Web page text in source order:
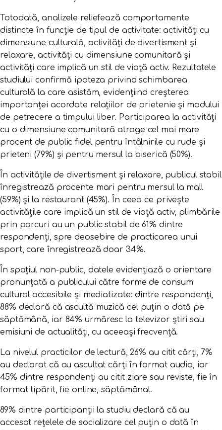
Totodată, analizele reliefează comportamente
distincte în funcție de tipul de activitate: activități cu
dimensiune culturală, activități de divertisment și
relaxare, activități cu dimensiune comunitară și
activități care implică un stil de viață activ. Rezultatele
studiului confirmă ipoteza privind schimbarea
culturală la care asistăm, evidențiind creșterea
importanței acordate relațiilor de prietenie și modului
de petrecere a timpului liber. Participarea la activități
cu o dimensiune comunitară atrage cel mai mare
procent de public fidel pentru întâlnirile cu rude și
prieteni (79%) și pentru mersul la biserică (50%).
În activitățile de divertisment și relaxare, publicul stabil
înregistrează procente mari pentru mersul la mall
(59%) și la restaurant (45%). În ceea ce privește
activitățile care implică un stil de viață activ, plimbările
prin parcuri au un public stabil de 61% dintre
respondenți, spre deosebire de practicarea unui
sport, care înregistrează doar 34%.
În spațiul non-public, datele evidențiază o orientare
pronunțată a publicului către forme de consum
cultural accesibile și mediatizate: dintre respondenți,
88% declară că ascultă muzică cel puțin o dată pe
săptămână, iar 84% urmăresc la televizor știri sau
emisiuni de actualități, cu aceeași frecvență.
La nivelul practicilor de lectură, 26% au citit cărți, 7%
au declarat că au ascultat cărți în format audio, iar
45% dintre respondenți au citit ziare sau reviste, fie în
format tipărit, fie online, săptămânal.
89% dintre participanții la studiu declară că au
accesat rețelele de socializare cel puțin o dată în